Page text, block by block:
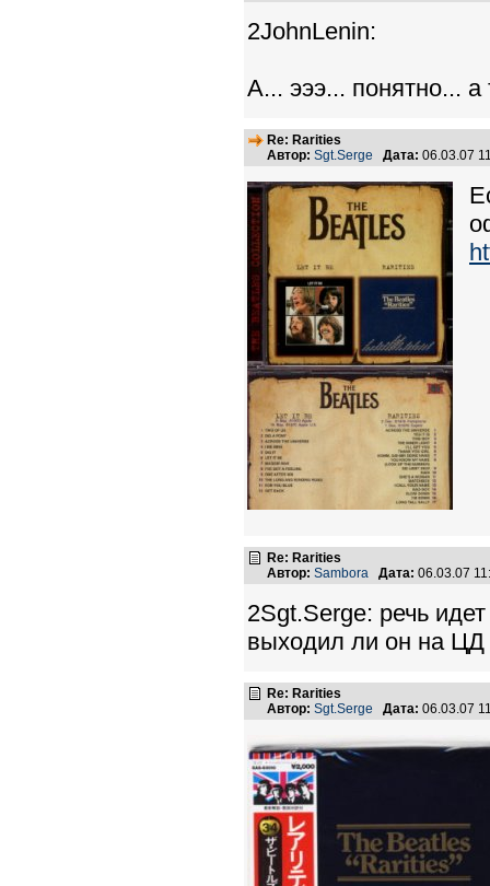
2JohnLenin:
А... эээ... понятно...
Re: Rarities
Автор: Sgt.Serge Дата: 06.03.07
Re: Rarities
Автор: Sambora Дата: 06.03.07
2Sgt.Serge: речь
выходил ли он на
Re: Rarities
Автор: Sgt.Serge Дата: 06.03.07